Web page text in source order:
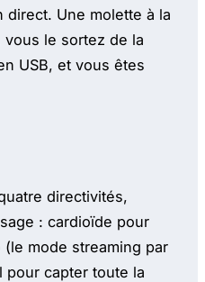
direct. Une molette à la
vous le sortez de la
USB, et vous êtes
directivités,
: cardioïde pour
mode streaming par
capter toute la